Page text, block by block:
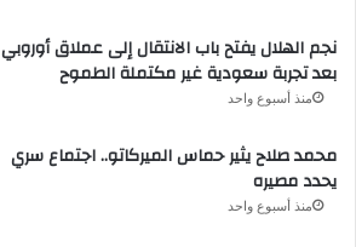
نجم الهلال يفتح باب الانتقال إلى عملاق أوروبي
بعد تجربة سعودية غير مكتملة الطموح
منذ أسبوع واحد
محمد صلاح يثير حماس الميركاتو.. اجتماع سري
يحدد مصيره
منذ أسبوع واحد